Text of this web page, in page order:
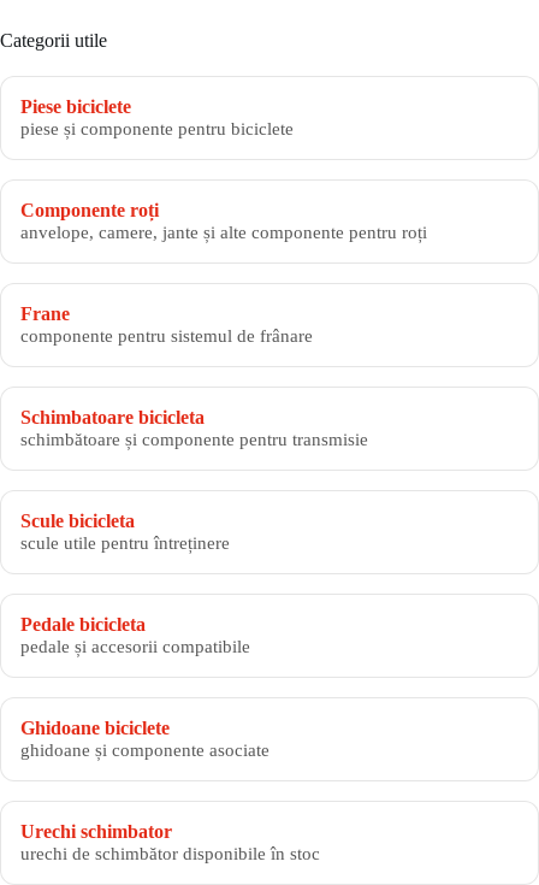
Categorii utile
Piese biciclete
piese și componente pentru biciclete
Componente roți
anvelope, camere, jante și alte componente pentru roți
Frane
componente pentru sistemul de frânare
Schimbatoare bicicleta
schimbătoare și componente pentru transmisie
Scule bicicleta
scule utile pentru întreținere
Pedale bicicleta
pedale și accesorii compatibile
Ghidoane biciclete
ghidoane și componente asociate
Urechi schimbator
urechi de schimbător disponibile în stoc